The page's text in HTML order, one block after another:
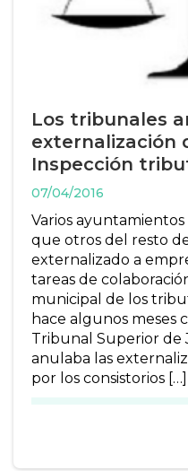
Los tribunales
externalización
Inspección
07/04/2016
Varios ayuntamientos
que otros del resto
externalizado a
tareas de
municipal de los
hace algunos meses
Tribunal Superior de
anulaba las
por los consistorios […]